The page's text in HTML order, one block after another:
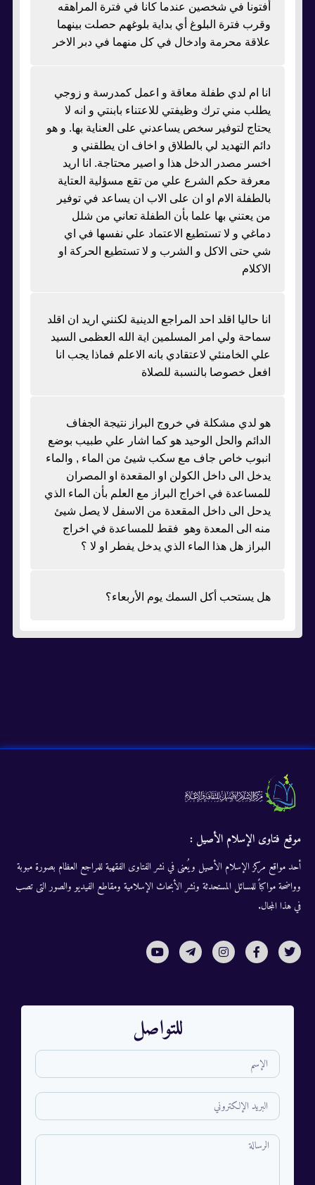
أفتونا في شخصين عندما كانا في فترة المراهقه
وقرب فترة البلوغ أي بداية بلوغهم حصلت بينهما
علاقة محرمة وادخال في كل منهما في دبر الاخر
انا ام لدي طفلة معاقة و اعمل كمدرسة و زوجي
يطلب مني ترك وظيفتي للاعتناء بابنتي و انه لا
يحتاج لتوفير سخص يساعدني على العناية بها. و هو
دائم التهديد لي بالطلاق و اخاف ان يطلقني و
اخسر مصدر الدخل هذا و اصير محتاجة. انا اريد
معرفة حكم الشرع علي من تقع مسؤلية العتاية
بالطفلة الام او ان على الاب ان يساعد في توفير
من يعتني بها علما بأن الطفلة تعاني من شلل
دماغي و لا تستطيع الاعتماد علي نفسها في اي
شي حتى الاكل و الشرب و لا تستطيع الحركة او
الاكلام
انا حاليا اقلد احد المراجع الدينية لكنني اريد ان اقلد
سماحة ولي امر المسلمين اية الله العظمى السيد
علي الخامنئي لاعتقادي بانه الاعلم فماذا يجب انا
افعل خصوصا بالنسبة للصلاة
هو لدي مشكلة في خروج البراز نتيجة الجفاف
الدائم والحل الوحيد هو كما اشار علي طبيب بوضع
انبوب خاص جاف مع سكب شيئ من الماء , والماء
يدخل الى داخل الكولن او المقعدة او المصران
للمساعدة في اخراج البراز مع العلم بأن الماء الذي
يدحل الى داخل المقعدة من الاسفل لا يصل شيئ
منه الى المعدة وهو فقط للمساعدة في اخراج
البراز هل هذا الماء الذي يدخل يفطر او لا ؟
هل يستحب أكل السمك يوم الأربعاء؟
موقع فتاوى الإسلام الأصيل :
أحد مواقع مركز الإسلام الأصيل ويُعنى في نشر الفتاوى الفقهية للمراجع العظام بصورة مبوبة
وواضحة مواكباً للمسائل المستحدثة ونشر الأبحاث الإسلامية ومقاطع الفيديو والصور التى تصب
في هذا المجال.
للتواصل